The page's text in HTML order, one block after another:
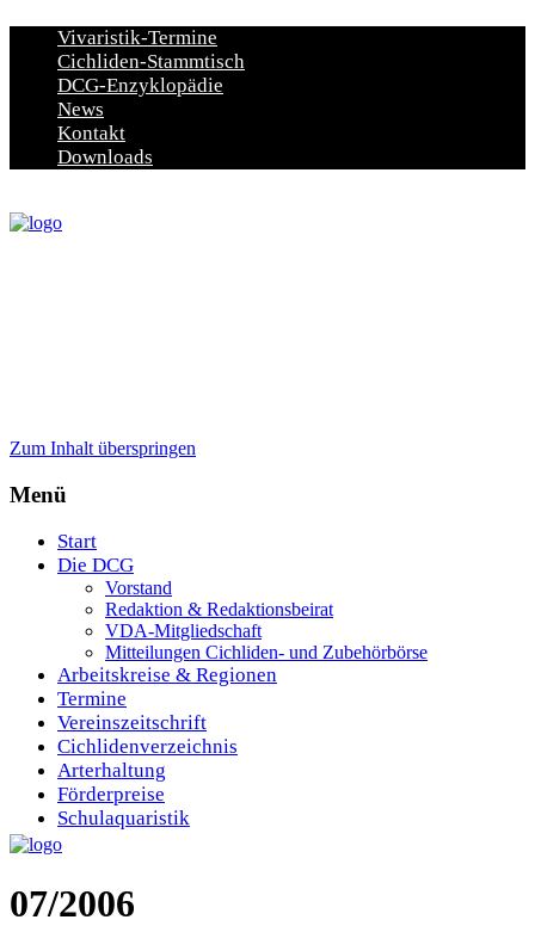
Vivaristik-Termine
Cichliden-Stammtisch
DCG-Enzyklopädie
News
Kontakt
Downloads
Zum Inhalt überspringen
Menü
Start
Die DCG
Vorstand
Redaktion & Redaktionsbeirat
VDA-Mitgliedschaft
Mitteilungen Cichliden- und Zubehörbörse
Arbeitskreise & Regionen
Termine
Vereinszeitschrift
Cichlidenverzeichnis
Arterhaltung
Förderpreise
Schulaquaristik
07/2006